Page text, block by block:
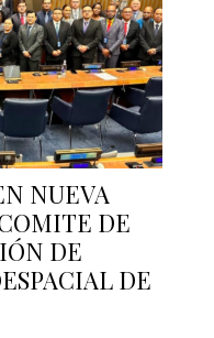
NUEVA
DE
DE
DE